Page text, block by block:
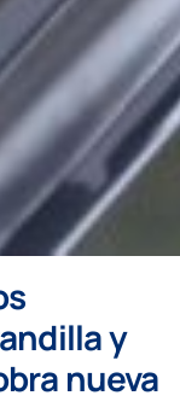
y
nueva